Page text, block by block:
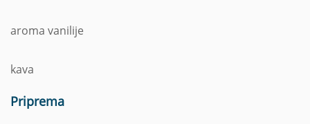
aroma vanilije
kava
Priprema